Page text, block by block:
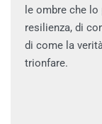
le ombre che
resilienza, di
di come la
trionfare.